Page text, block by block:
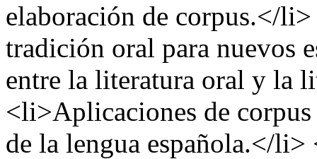
elaboración de corpus.</
tradición oral para nuevos
entre la literatura oral y la
<li>Aplicaciones de
de la lengua española.</